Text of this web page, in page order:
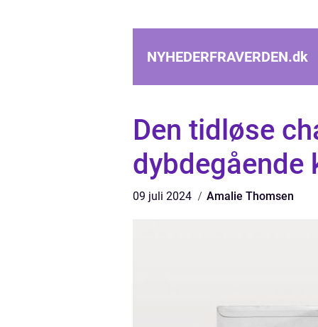
NYHEDERFRAVERDEN.dk
Den tidløse
dybdegående
09 juli 2024 Amalie Thomsen